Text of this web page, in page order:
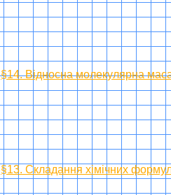
§14. Відносна молекулярна
§13. Складання хімічних